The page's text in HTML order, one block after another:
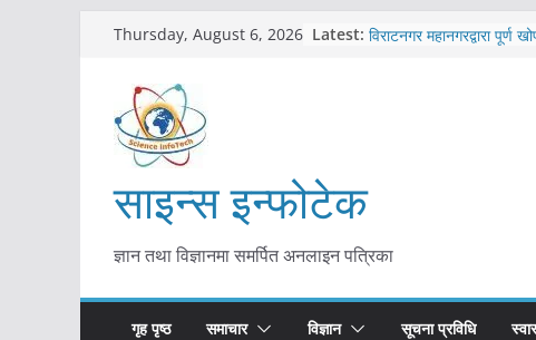
content
Thursday, August 6, 2026 Latest: कोरोना संक्रमण पुष्टिपछि
विराटनगर महानगरद्वारा पूर्ण
साइन्स इन्फोटेक
ज्ञान तथा विज्ञानमा समर्पित अनलाइन पत्रिका
गृह पृष्ठ समाचार विज्ञान सूचना प्रविधि